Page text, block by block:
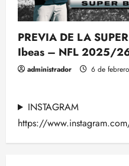
PREVIA DE LA
Ibeas – NFL 2025/
administrador 6 de
INSTAGRAM
https://